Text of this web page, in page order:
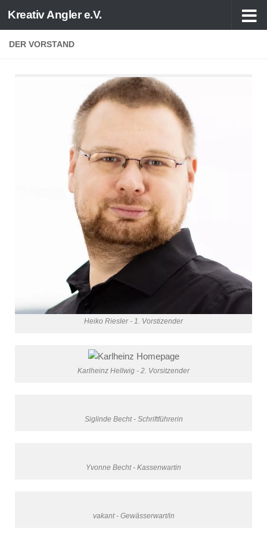
Zum Inhalt springen
Kreativ Angler e.V.
DER VORSTAND
Heiko Riesler - 1. Vorstizender
Karlheinz Hellwig - 2. Vorsitzender
Siglinde Becht - Schriftführerin
Yvonne Becht - Kassenwartin
vakant - Gewässerwart/in